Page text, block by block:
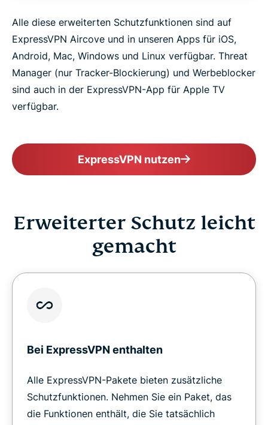
Alle diese erweiterten Schutzfunktionen sind auf
ExpressVPN Aircove und in unseren Apps für iOS,
Android, Mac, Windows und Linux verfügbar. Threat
Manager (nur Tracker-Blockierung) und Werbeblocker
sind auch in der ExpressVPN-App für Apple TV
verfügbar.
ExpressVPN nutzen
Erweiterter Schutz leicht
gemacht
Bei ExpressVPN enthalten
Alle ExpressVPN-Pakete bieten zusätzliche
Schutzfunktionen. Nehmen Sie ein Paket, das
die Funktionen enthält, die Sie tatsächlich